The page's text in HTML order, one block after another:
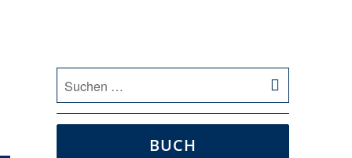
nach:
BUCH